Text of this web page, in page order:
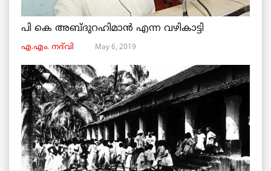
പി കെ അബ്ദുറഹിമാൻ എന്ന വഴികാട്ടി
എ.എം. നദ്‌വി May 6, 2019